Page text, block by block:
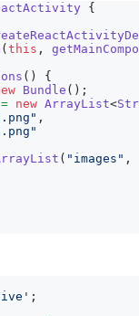
{
( this ,
( )
{
Bundle ( ) ;
= new ArrayList<
,
( "images" ,
;